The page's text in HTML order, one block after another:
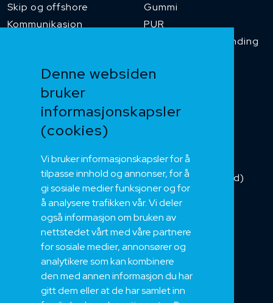
Denne websiden
bruker
informasjonskapsler
(cookies)
Vi bruker informasjonskapsler for å
tilpasse innhold og annonser, for å
gi sosiale medier funksjoner og for
å analysere trafikken vår. Vi deler
også informasjon om bruken av
nettstedet vårt med våre partnere
for sosiale medier, annonsører og
analytikere som kan kombinere
den med annen informasjon du har
gitt dem eller at de har samlet inn
Skip og offshore
Kommunikasjon
Gummi
PUR
Temperaturbestanding
Heis og kran
Kategorikabel
Installasjonskabel
Kombikabel (Hybrid)
DNV sertifisert
Tilbehør
Om oss
Bærekraft og Åpenhet
Jobb hos oss